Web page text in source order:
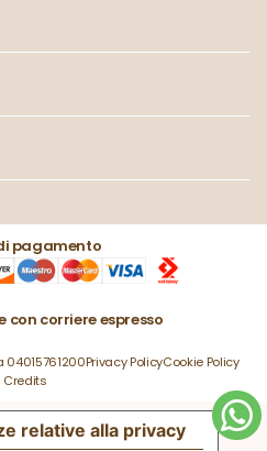
04015761200Privacy PolicyCookie Policy
Credits
pagamento
con corriere espresso
relative alla privacy